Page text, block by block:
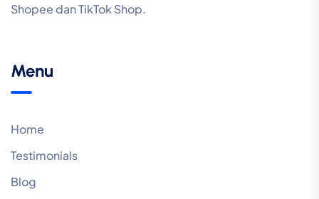
Shopee dan TikTok Shop.
Menu
Home
Testimonials
Blog